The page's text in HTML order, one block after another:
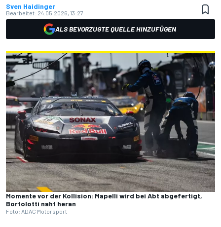
Sven Haidinger
Bearbeitet: 24.05.2026, 13:27
ALS BEVORZUGTE QUELLE HINZUFÜGEN
Momente vor der Kollision: Mapelli wird bei Abt abgefertigt,
Bortolotti naht heran
Foto: ADAC Motorsport